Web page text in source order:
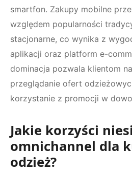
smartfon. Zakupy mobilne
względem popularności
stacjonarne, co wynika z
aplikacji oraz platform e-
dominacja pozwala klientom
przeglądanie ofert
korzystanie z promocji w
Jakie korzyści
omnichannel dla
odzież?